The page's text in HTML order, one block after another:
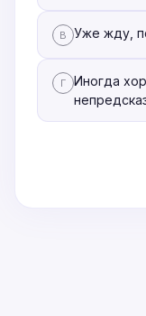
В Уже жду,
Г
Иногда